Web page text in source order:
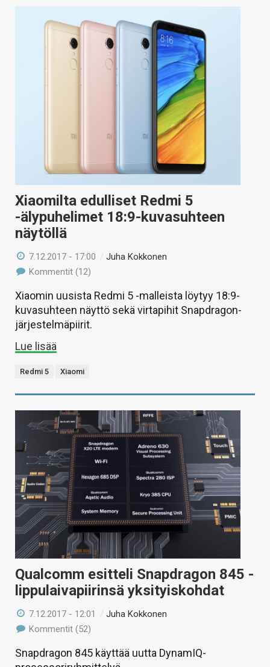
Xiaomilta edulliset Redmi 5
-älypuhelimet 18:9-kuvasuhteen
näytöllä
7.12.2017 - 17:00 /Juha Kokkonen
Kommentit (12)
Xiaomin uusista Redmi 5 -malleista löytyy 18:9-
kuvasuhteen näyttö sekä virtapihit Snapdragon-
järjestelmäpiirit.
Lue lisää
Redmi 5 Xiaomi
Qualcomm esitteli Snapdragon 845 -
lippulaivapiirinsä yksityiskohdat
7.12.2017 - 12:01 /Juha Kokkonen
Kommentit (52)
Snapdragon 845 käyttää uutta DynamIQ-